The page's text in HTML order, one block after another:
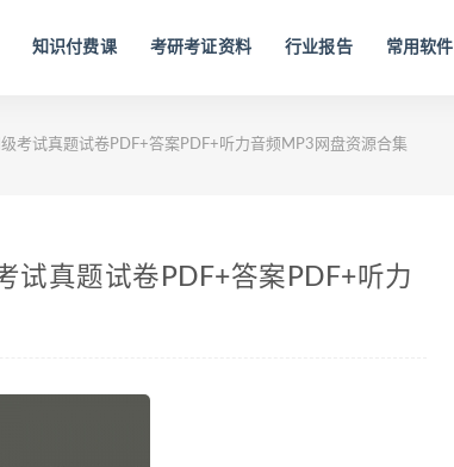
知识付费课 考研考证资料 行业报告 常用软件
考试真题试卷PDF+答案PDF+听力音频MP3网盘资源合集
试真题试卷PDF+答案PDF+听力